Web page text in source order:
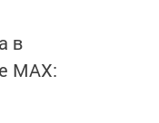
в
MАХ: